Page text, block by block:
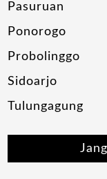
Pasuruan
Ponorogo
Probolinggo
Sidoarjo
Tulungagung